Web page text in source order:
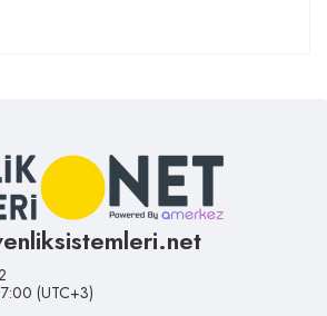
(UTC+3)